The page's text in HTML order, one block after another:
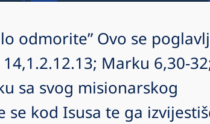
odmorite” Ovo se
Marku 6,30-
sa svog misionarskog
se kod Isusa te ga